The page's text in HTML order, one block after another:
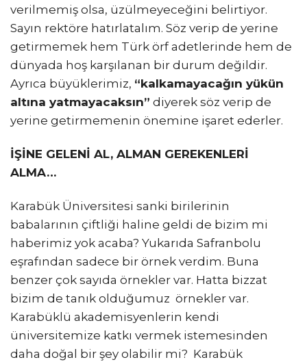
verilmemiş olsa, üzülmeyeceğini belirtiyor.
Sayın rektöre hatırlatalım. Söz verip de yerine
getirmemek hem Türk örf adetlerinde hem de
dünyada hoş karşılanan bir durum değildir.
Ayrıca büyüklerimiz, “kalkamayacağın yükün
altına yatmayacaksın” diyerek söz verip de
yerine getirmemenin önemine işaret ederler.
İŞİNE GELENİ AL, ALMAN GEREKENLERİ
ALMA…
Karabük Üniversitesi sanki birilerinin
babalarının çiftliği haline geldi de bizim mi
haberimiz yok acaba? Yukarıda Safranbolu
eşrafından sadece bir örnek verdim. Buna
benzer çok sayıda örnekler var. Hatta bizzat
bizim de tanık olduğumuz örnekler var.
Karabüklü akademisyenlerin kendi
üniversitemize katkı vermek istemesinden
daha doğal bir şey olabilir mi? Karabük